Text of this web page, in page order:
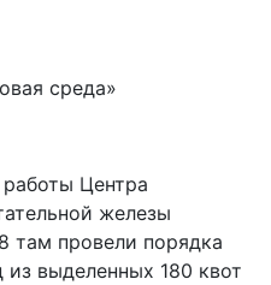
среда»
Центра
железы
там провели порядка
выделенных 180 квот